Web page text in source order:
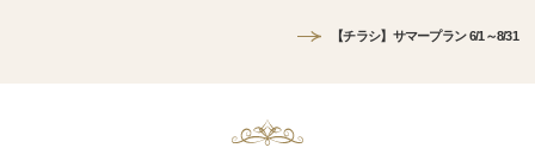
【チラシ】サマープラン 6/1～8/31